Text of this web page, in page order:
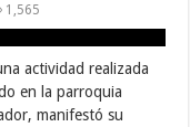
1,565
actividad realizada
en la parroquia
manifestó su